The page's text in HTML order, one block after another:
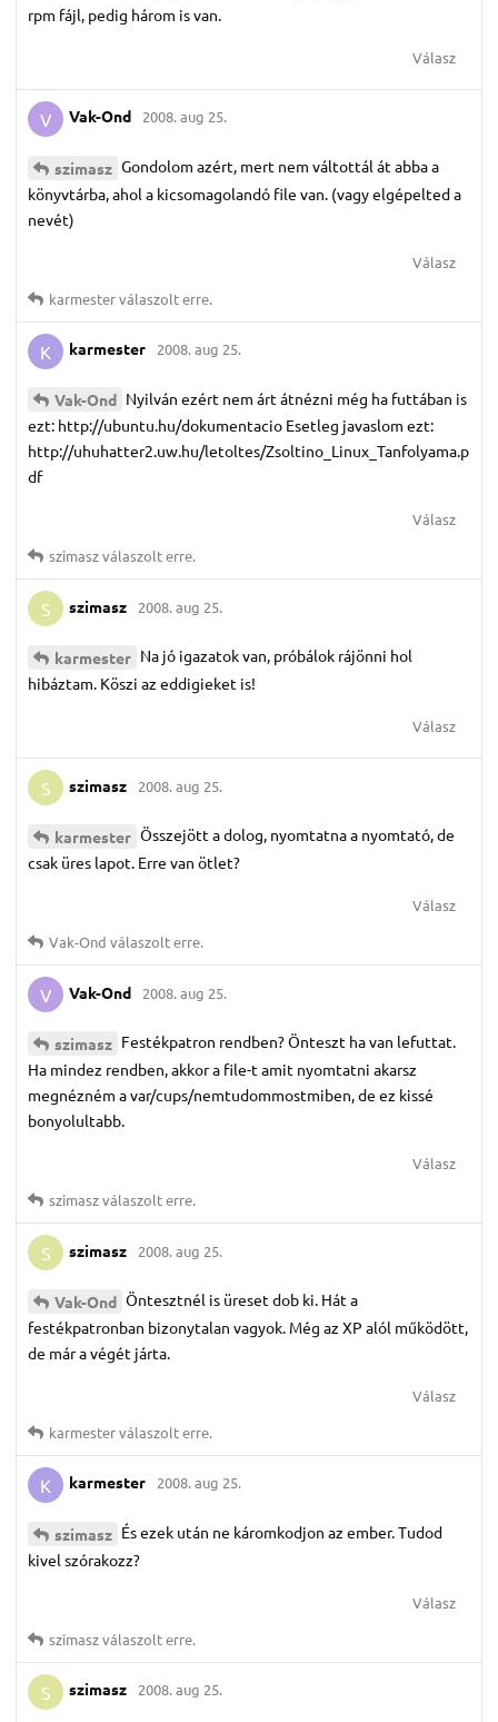
rpm fájl, pedig három is van.
Válasz
V Vak-Ond 2008. aug 25.
szimasz Gondolom azért, mert nem váltottál át abba a
könyvtárba, ahol a kicsomagolandó file van. (vagy elgépelted a
nevét)
Válasz
karmesterválaszolt erre.
K karmester 2008. aug 25.
Vak-Ond Nyilván ezért nem árt átnézni még ha futtában is
ezt: http://ubuntu.hu/dokumentacio Esetleg javaslom ezt:
http://uhuhatter2.uw.hu/letoltes/Zsoltino_Linux_Tanfolyama.p
df
Válasz
szimaszválaszolt erre.
S szimasz 2008. aug 25.
karmester Na jó igazatok van, próbálok rájönni hol
hibáztam. Köszi az eddigieket is!
Válasz
S szimasz 2008. aug 25.
karmester Összejött a dolog, nyomtatna a nyomtató, de
csak üres lapot. Erre van ötlet?
Válasz
Vak-Ond válaszolt erre.
V Vak-Ond 2008. aug 25.
szimasz Festékpatron rendben? Önteszt ha van lefuttat.
Ha mindez rendben, akkor a file-t amit nyomtatni akarsz
megnézném a var/cups/nemtudommostmiben, de ez kissé
bonyolultabb.
Válasz
szimaszválaszolt erre.
S szimasz 2008. aug 25.
Vak-Ond Öntesztnél is üreset dob ki. Hát a
festékpatronban bizonytalan vagyok. Még az XP alól működött,
de már a végét járta.
Válasz
karmesterválaszolt erre.
K karmester 2008. aug 25.
szimasz És ezek után ne káromkodjon az ember. Tudod
kivel szórakozz?
Válasz
szimaszválaszolt erre.
S szimasz 2008. aug 25.